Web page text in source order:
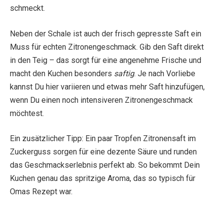
schmeckt.
Neben der Schale ist auch der frisch gepresste Saft ein
Muss für echten Zitronengeschmack. Gib den Saft direkt
in den Teig – das sorgt für eine angenehme Frische und
macht den Kuchen besonders saftig. Je nach Vorliebe
kannst Du hier variieren und etwas mehr Saft hinzufügen,
wenn Du einen noch intensiveren Zitronengeschmack
möchtest.
Ein zusätzlicher Tipp: Ein paar Tropfen Zitronensaft im
Zuckerguss sorgen für eine dezente Säure und runden
das Geschmackserlebnis perfekt ab. So bekommt Dein
Kuchen genau das spritzige Aroma, das so typisch für
Omas Rezept war.